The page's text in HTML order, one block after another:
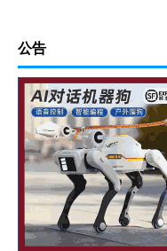
公告